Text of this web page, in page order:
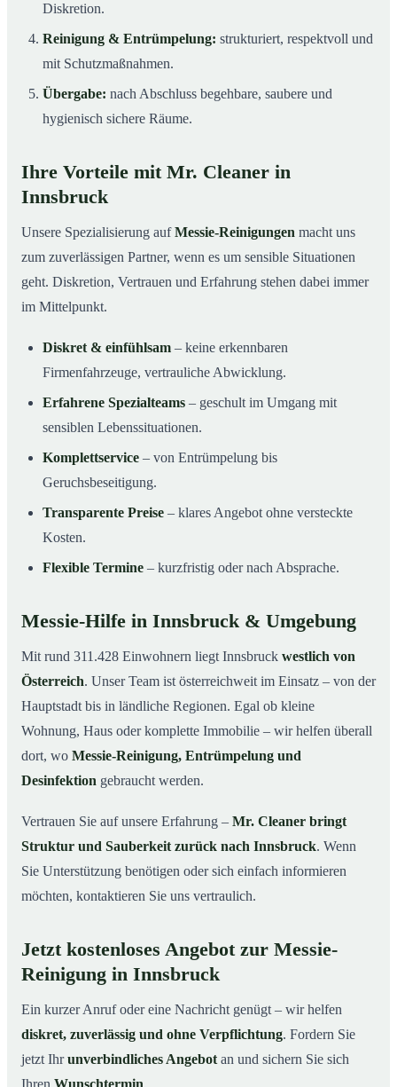
Diskretion.
Reinigung & Entrümpelung: strukturiert, respektvoll und
mit Schutzmaßnahmen.
Übergabe: nach Abschluss begehbare, saubere und
hygienisch sichere Räume.
Ihre Vorteile mit Mr. Cleaner in
Innsbruck
Unsere Spezialisierung aufMessie-Reinigungen macht uns
zum zuverlässigen Partner, wenn es um sensible Situationen
geht. Diskretion, Vertrauen und Erfahrung stehen dabei immer
im Mittelpunkt.
Diskret & einfühlsam – keine erkennbaren
Firmenfahrzeuge, vertrauliche Abwicklung.
Erfahrene Spezialteams – geschult im Umgang mit
sensiblen Lebenssituationen.
Komplettservice – von Entrümpelung bis
Geruchsbeseitigung.
Transparente Preise – klares Angebot ohne versteckte
Kosten.
Flexible Termine – kurzfristig oder nach Absprache.
Messie-Hilfe in Innsbruck & Umgebung
Mit rund 311.428 Einwohnern liegt Innsbruck westlich von
Österreich. Unser Team ist österreichweit im Einsatz – von der
Hauptstadt bis in ländliche Regionen. Egal ob kleine
Wohnung, Haus oder komplette Immobilie – wir helfen überall
dort, wo Messie-Reinigung, Entrümpelung und
Desinfektion gebraucht werden.
Vertrauen Sie auf unsere Erfahrung – Mr. Cleaner bringt
Struktur und Sauberkeit zurück nach Innsbruck. Wenn
Sie Unterstützung benötigen oder sich einfach informieren
möchten, kontaktieren Sie uns vertraulich.
Jetzt kostenloses Angebot zur Messie-
Reinigung in Innsbruck
Ein kurzer Anruf oder eine Nachricht genügt – wir helfen
diskret, zuverlässig und ohne Verpflichtung. Fordern Sie
jetzt Ihrunverbindliches Angebot an und sichern Sie sich